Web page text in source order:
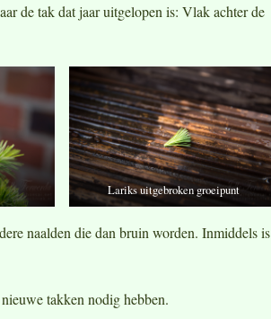
de tak dat jaar uitgelopen is: Vlak achter de
Lariks uitgebroken groeipunt
naalden die dan bruin worden. Inmiddels is
takken nodig hebben.